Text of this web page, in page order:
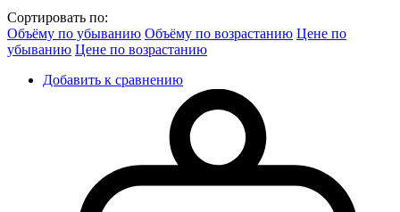
Сортировать по:
Объёму по убыванию Объёму по возрастанию Цене по
убыванию Цене по возрастанию
Добавить к сравнению